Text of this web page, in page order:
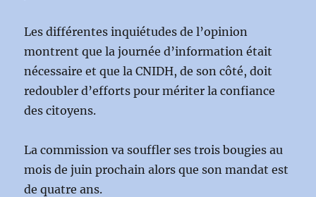
Les différentes inquiétudes de l’opinion
montrent que la journée d’information était
nécessaire et que la CNIDH, de son côté, doit
redoubler d’efforts pour mériter la confiance
des citoyens.
La commission va souffler ses trois bougies au
mois de juin prochain alors que son mandat est
de quatre ans.